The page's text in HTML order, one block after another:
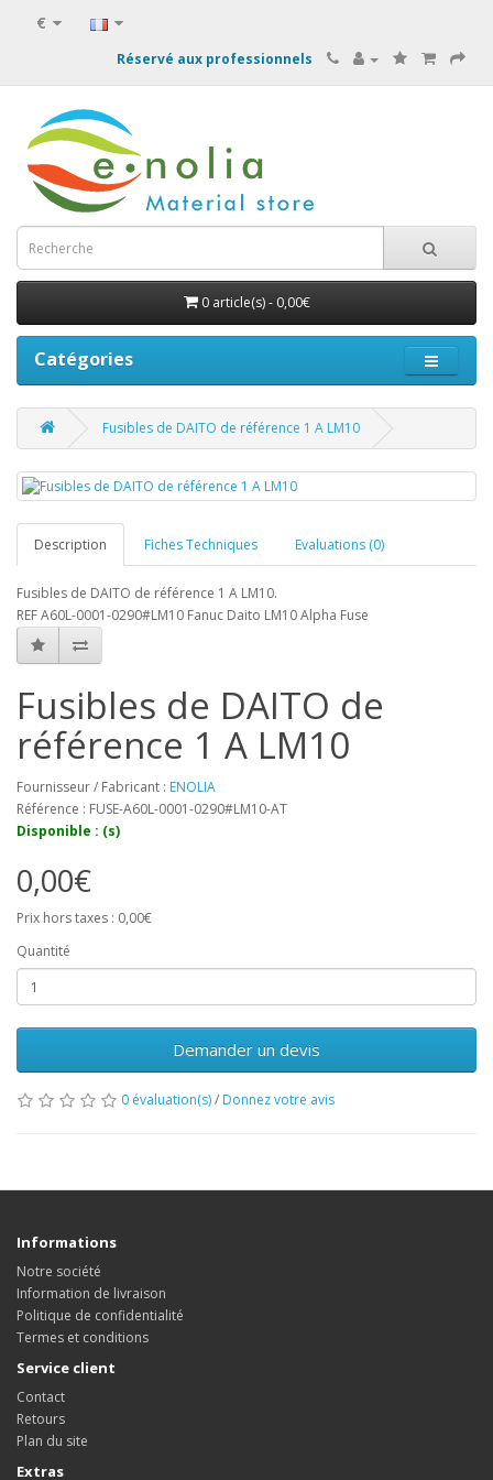
€
Réservé aux professionnels
0 article(s) - 0,00€
Catégories
Fusibles de DAITO de référence 1 A LM10
Description Fiches Techniques Evaluations (0)
Fusibles de DAITO de référence 1 A LM10.
REF A60L-0001-0290#LM10 Fanuc Daito LM10 Alpha Fuse
Fusibles de DAITO de
référence 1 A LM10
Fournisseur / Fabricant : ENOLIA
Référence : FUSE-A60L-0001-0290#LM10-AT
Disponible : (s)
0,00€
Prix hors taxes : 0,00€
Quantité
Demander un devis
0 évaluation(s)/ Donnez votre avis
Informations
Notre société
Information de livraison
Politique de confidentialité
Termes et conditions
Service client
Contact
Retours
Plan du site
Extras